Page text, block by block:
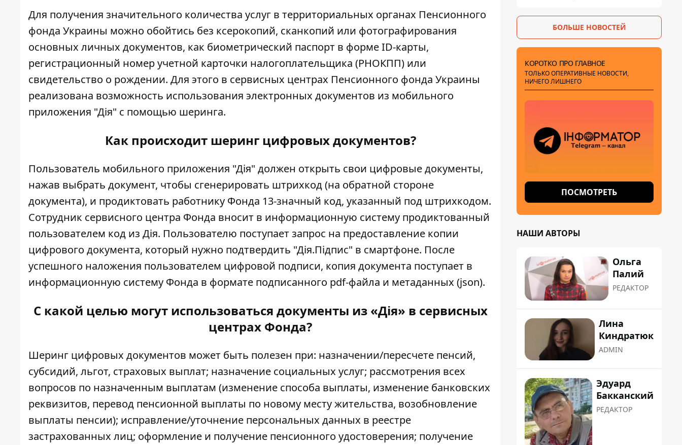
Для получения значительного количества услуг в территориальных органах Пенсионного
фонда Украины можно обойтись без ксерокопий, сканкопий или фотографирования
основных личных документов, как биометрический паспорт в форме ID-карты,
регистрационный номер учетной карточки налогоплательщика (РНОКПП) или
свидетельство о рождении. Для этого в сервисных центрах Пенсионного фонда Украины
реализована возможность использования электронных документов из мобильного
приложения "Дія" с помощью шеринга.
Как происходит шеринг цифровых документов?
Пользователь мобильного приложения "Дія" должен открыть свои цифровые документы,
нажав выбрать документ, чтобы сгенерировать штрихкод (на обратной стороне
документа), и продиктовать работнику Фонда 13-значный код, указанный под штрихкодом.
Сотрудник сервисного центра Фонда вносит в информационную систему продиктованный
пользователем код из Дія. Пользователю поступает запрос на предоставление копии
цифрового документа, который нужно подтвердить "Дія.Підпис" в смартфоне. После
успешного наложения пользователем цифровой подписи, копия документа поступает в
информационную систему Фонда в формате подписанного pdf-файла и метаданных (json).
С какой целью могут использоваться документы из «Дія» в сервисных
центрах Фонда?
Шеринг цифровых документов может быть полезен при: назначении/пересчете пенсий,
субсидий, льгот, страховых выплат; назначение социальных услуг; рассмотрения всех
вопросов по назначенным выплатам (изменение способа выплаты, изменение банковских
реквизитов, перевод пенсионной выплаты по новому месту жительства, возобновление
выплаты пенсии); исправление/уточнение персональных данных в реестре
застрахованных лиц; оформление и получение пенсионного удостоверения; получение
БОЛЬШЕ НОВОСТЕЙ
КОРОТКО ПРО ГЛАВНОЕ
ТОЛЬКО ОПЕРАТИВНЫЕ НОВОСТИ,
НИЧЕГО ЛИШНЕГО
ПОСМОТРЕТЬ
НАШИ АВТОРЫ
Ольга
Палий
РЕДАКТОР
Лина
Киндратюк
ADMIN
Эдуард
Бакканский
РЕДАКТОР